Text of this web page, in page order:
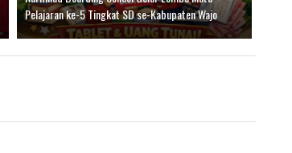
Pelajaran ke-5 Tingkat SD se-Kabupaten Wajo